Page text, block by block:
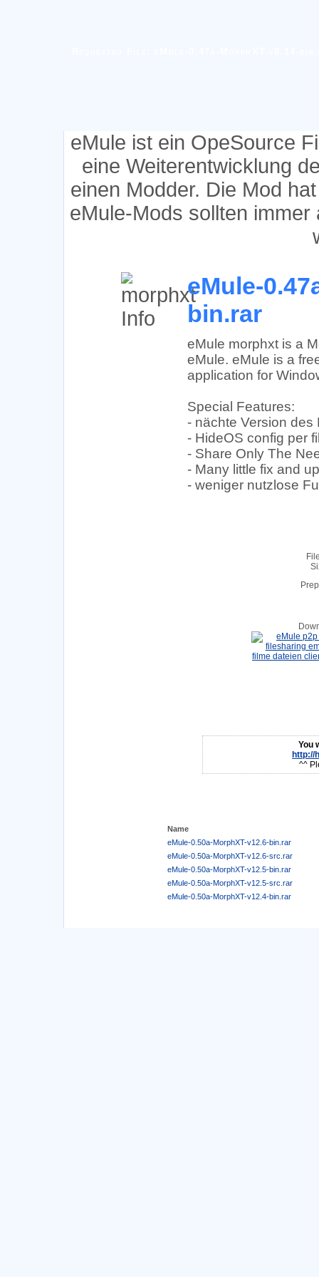
eMule ist ein OpeSource
eine Weiterentwicklung
einen Modder. Die Mod
eMule-Mods sollten
eMule-
bin.rar
eMule morphxt is a
eMule. eMule is a
application for
Special Features:
- nächte Version des
- HideOS config per
- Share Only The
- Many little fix and
- weniger nutzlose
You
http://
^^
Name
eMule-0.50a-MorphXT-v12.6-bin.rar
eMule-0.50a-MorphXT-v12.6-src.rar
eMule-0.50a-MorphXT-v12.5-bin.rar
eMule-0.50a-MorphXT-v12.5-src.rar
eMule-0.50a-MorphXT-v12.4-bin.rar